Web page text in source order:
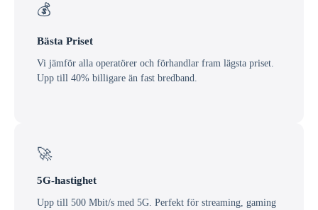
💰
Bästa Priset
Vi jämför alla operatörer och förhandlar fram lägsta priset.
Upp till 40% billigare än fast bredband.
🚀
5G-hastighet
Upp till 500 Mbit/s med 5G. Perfekt för streaming, gaming